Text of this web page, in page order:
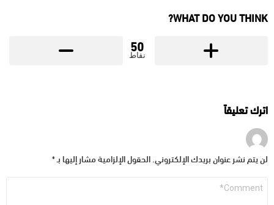
WHAT DO YOU THINK?
50
نقاط
اترك تعليقاً
لن يتم نشر عنوان بريدك الإلكتروني.الحقول الإلزامية مشار إليها بـ*